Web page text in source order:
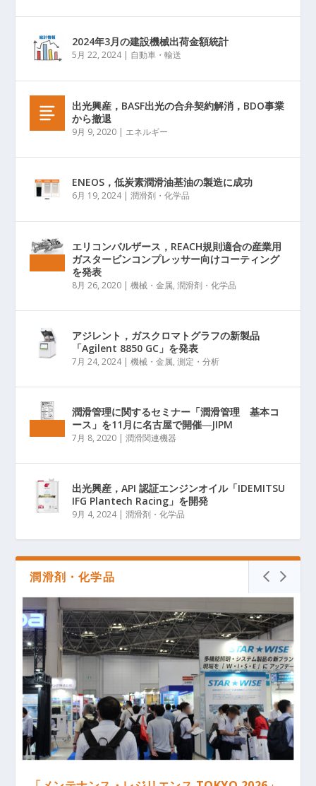
2024年3月の建設機械出荷金額統計
5月 22, 2024| 自動車・輸送
出光興産，BASF出光の合弁契約解消，BDO事業
から撤退
9月 9, 2020 | エネルギー
ENEOS，低炭素潤滑油基油の製造に成功
6月 19, 2024|潤滑剤・化学品
エリコンバルザース，REACH規則適合の産業用
ガスタービンコンプレッサー向けコーティング
を発表
8月 26, 2020 |機械・金属,潤滑剤・化学品
アジレント，ガスクロマトグラフの新製品
「Agilent 8850 GC」を発表
7月 24, 2024|機械・金属,測定・分析
潤滑管理に関するセミナー「潤滑管理 基本コ
ース」を11月に名古屋で開催―JIPM
7月 8, 2020 |潤滑関連機器
出光興産，API 認証エンジンオイル「IDEMITSU
IFG Plantech Racing」を開発
9月 4, 2024|潤滑剤・化学品
潤滑剤・化学品